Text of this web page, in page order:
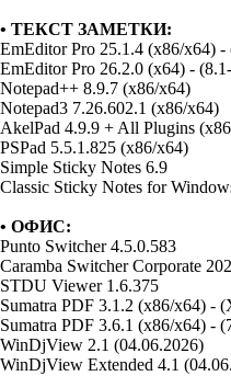
• ТЕКСТ ЗАМЕТКИ:
EmEditor Pro 25.1.4 (x86/x64) -
EmEditor Pro 26.2.0 (x64) -
Notepad++ 8.9.7 (x86/x64)
Notepad3 7.26.602.1 (x86/x64)
AkelPad 4.9.9 + All Plugins
PSPad 5.5.1.825 (x86/x64)
Simple Sticky Notes 6.9
Classic Sticky Notes for
• ОФИС:
Punto Switcher 4.5.0.583
Caramba Switcher Corporate
STDU Viewer 1.6.375
Sumatra PDF 3.1.2 (x86/x64) -
Sumatra PDF 3.6.1 (x86/x64) -
WinDjView 2.1 (04.06.2026)
WinDjView Extended 4.1